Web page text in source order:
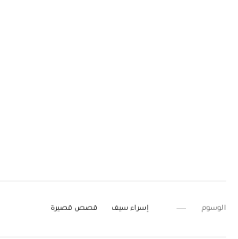
الوسوم إسراء سيف قصص قصيرة